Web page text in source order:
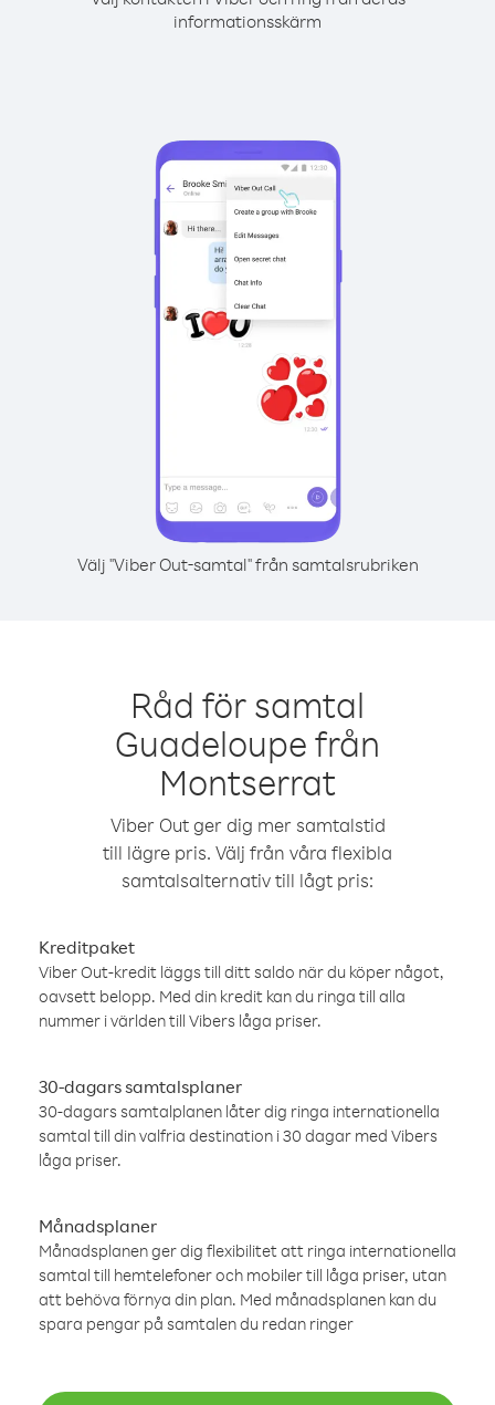
informationsskärm
Välj "Viber Out-samtal" från samtalsrubriken
Råd för samtal
Guadeloupe från
Montserrat
Viber Out ger dig mer samtalstid
till lägre pris. Välj från våra flexibla
samtalsalternativ till lågt pris:
Kreditpaket
Viber Out-kredit läggs till ditt saldo när du köper något,
oavsett belopp. Med din kredit kan du ringa till alla
nummer i världen till Vibers låga priser.
30-dagars samtalsplaner
30-dagars samtalplanen låter dig ringa internationella
samtal till din valfria destination i 30 dagar med Vibers
låga priser.
Månadsplaner
Månadsplanen ger dig flexibilitet att ringa internationella
samtal till hemtelefoner och mobiler till låga priser, utan
att behöva förnya din plan. Med månadsplanen kan du
spara pengar på samtalen du redan ringer